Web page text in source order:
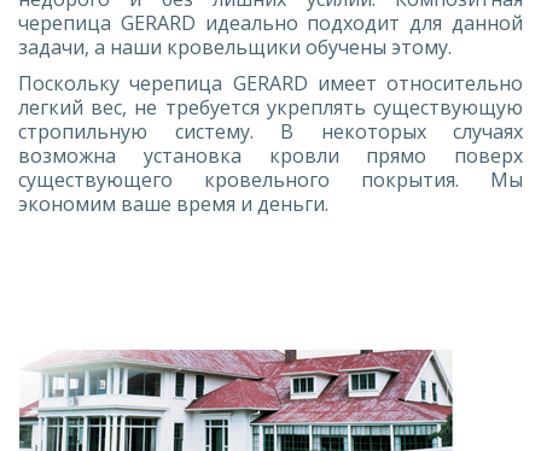
черепица GERARD идеально подходит для данной
задачи, а наши кровельщики обучены этому.
Поскольку черепица GERARD имеет относительно
легкий вес, не требуется укреплять существующую
стропильную систему. В некоторых случаях
возможна установка кровли прямо поверх
существующего кровельного покрытия. Мы
экономим ваше время и деньги.